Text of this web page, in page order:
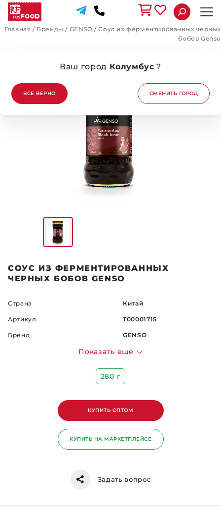
Ваш город Колумбус ?
ВСЕ ВЕРНО СМЕНИТЬ ГОРОД
Главная / Бренды / GENSO /Соус из ферментированных черных
бобов Genso
СОУС ИЗ ФЕРМЕНТИРОВАННЫХ
ЧЕРНЫХ БОБОВ GENSO
Страна Китай
Артикул Т00001715
Бренд GENSO
Показать еще
280 г
КУПИТЬ ОПТОМ
КУПИТЬ НА МАРКЕТПЛЕЙСЕ
Задать вопрос